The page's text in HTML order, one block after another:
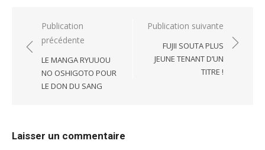
Navigation
de
l’article
Publication
précédente
LE MANGA RYUUOU
NO OSHIGOTO POUR
LE DON DU SANG
Publication suivante
FUJII SOUTA PLUS
JEUNE TENANT D’UN
TITRE !
Laisser un commentaire